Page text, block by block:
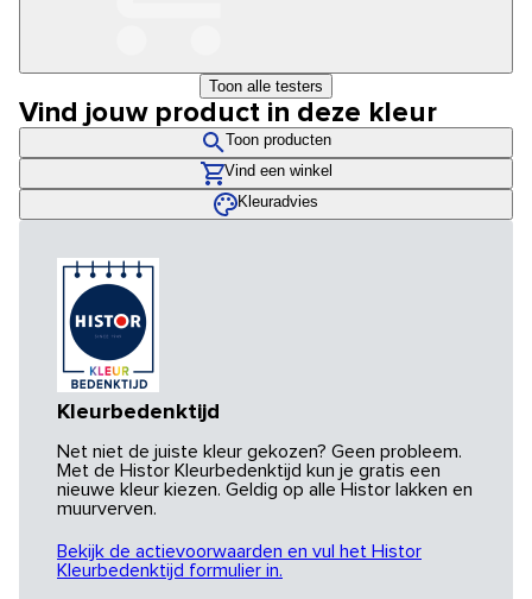
Toon alle testers
Vind jouw product in deze kleur
Toon producten
Vind een winkel
Kleuradvies
Kleurbedenktijd
Net niet de juiste kleur gekozen? Geen probleem.
Met de Histor Kleurbedenktijd kun je gratis een
nieuwe kleur kiezen. Geldig op alle Histor lakken en
muurverven.
Bekijk de actievoorwaarden en vul het Histor
Kleurbedenktijd formulier in.